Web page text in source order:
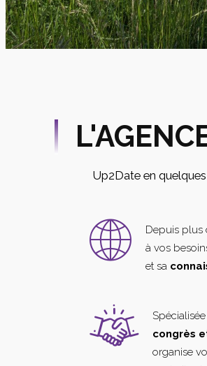
Up2Date en
Depuis plus
à vos
et sa
congrès
organise